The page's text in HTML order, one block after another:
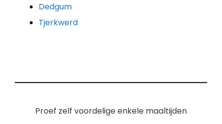
Dedgum
Tjerkwerd
Proef zelf voordelige enkele maaltijden